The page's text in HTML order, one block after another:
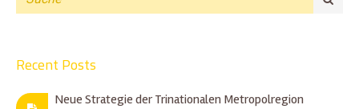
Recent Posts
Neue Strategie der Trinationalen Metropolregion